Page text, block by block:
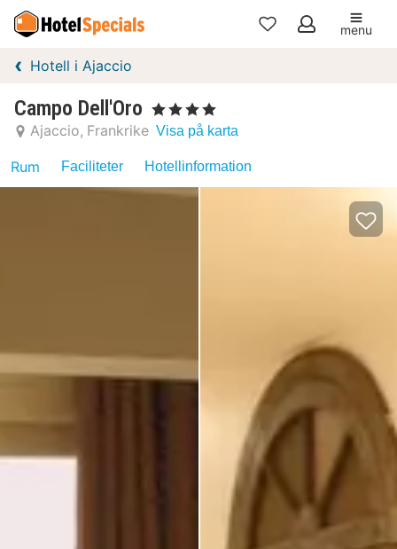
Mina
menu
Hotell i Ajaccio
Campo Dell'Oro , 4 Stjärnor
Ajaccio Frankrike Visa på karta
Rum Faciliteter Hotellinformation